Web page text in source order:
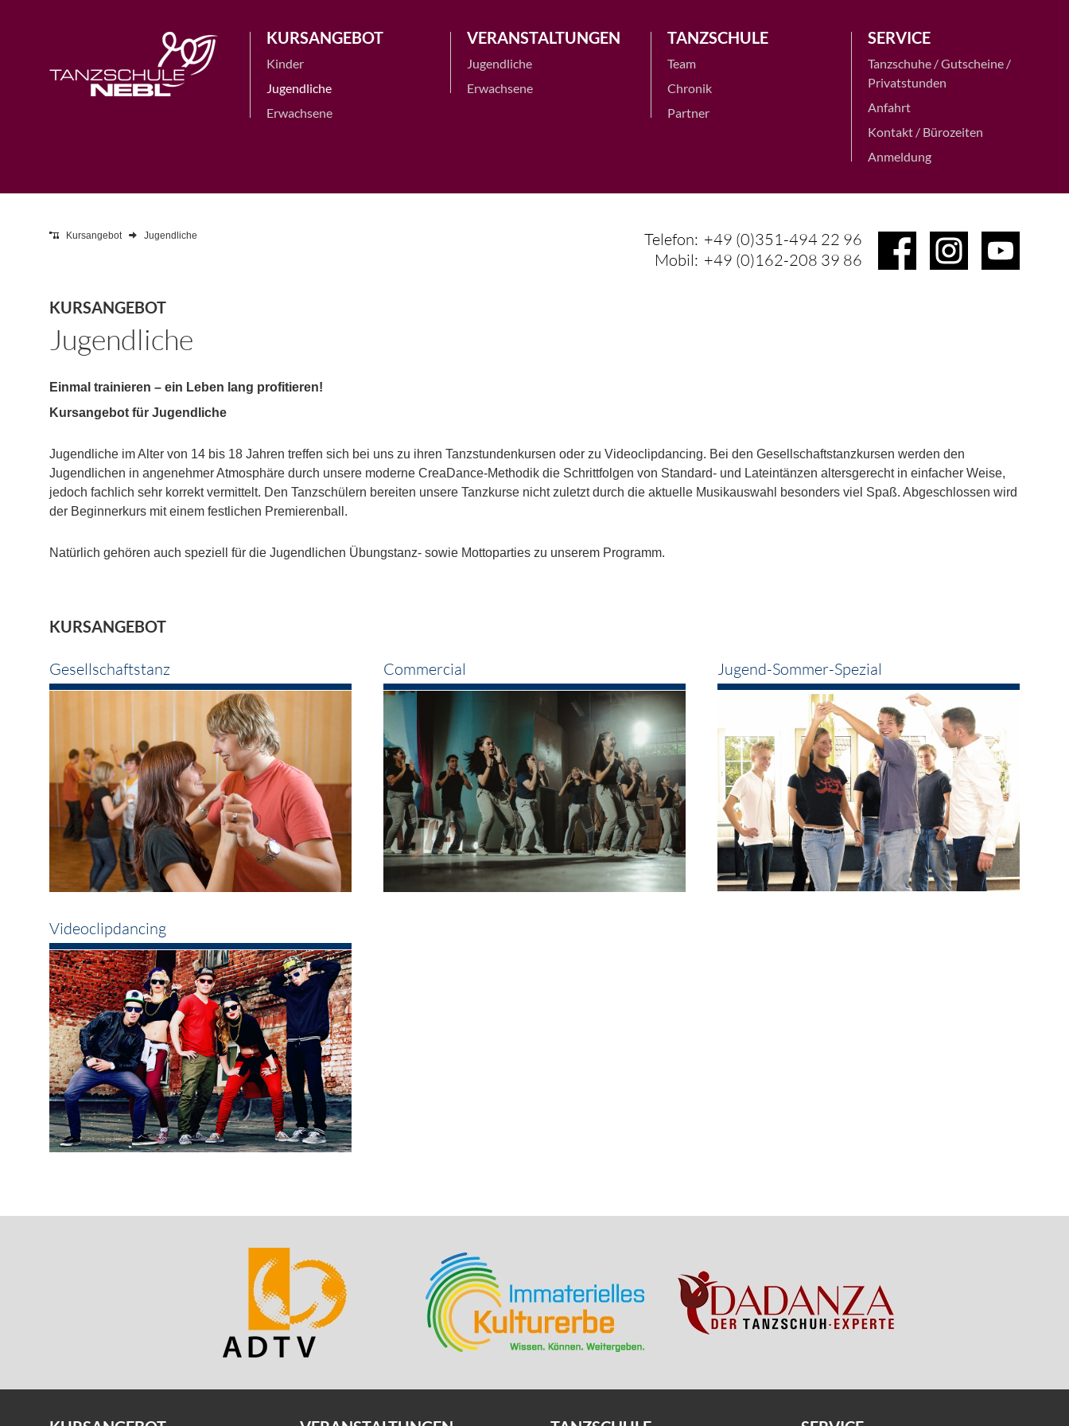
KURSANGEBOT
Kinder
Jugendliche
Erwachsene
VERANSTALTUNGEN
Jugendliche
Erwachsene
TANZSCHULE
Team
Chronik
Partner
SERVICE
Tanzschuhe / Gutscheine /
Privatstunden
Anfahrt
Kontakt / Bürozeiten
Anmeldung
Kursangebot Jugendliche Telefon: +49 (0)351-494 22 96
Mobil: +49 (0)162-208 39 86
KURSANGEBOT
Jugendliche
Einmal trainieren – ein Leben lang profitieren!
Kursangebot für Jugendliche
Jugendliche im Alter von 14 bis 18 Jahren treffen sich bei uns zu ihren Tanzstundenkursen oder zu Videoclipdancing. Bei den Gesellschaftstanzkursen werden den
Jugendlichen in angenehmer Atmosphäre durch unsere moderne CreaDance-Methodik die Schrittfolgen von Standard- und Lateintänzen altersgerecht in einfacher Weise,
jedoch fachlich sehr korrekt vermittelt. Den Tanzschülern bereiten unsere Tanzkurse nicht zuletzt durch die aktuelle Musikauswahl besonders viel Spaß. Abgeschlossen wird
der Beginnerkurs mit einem festlichen Premierenball.
Natürlich gehören auch speziell für die Jugendlichen Übungstanz- sowie Mottoparties zu unserem Programm.
KURSANGEBOT
Gesellschaftstanz Commercial Jugend-Sommer-Spezial
Videoclipdancing